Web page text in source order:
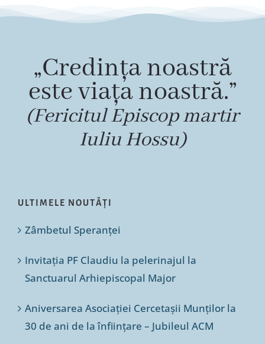
„Credința noastră
este viața noastră.”
(Fericitul Episcop martir
Iuliu Hossu)
ULTIMELE NOUTĂȚI
Zâmbetul Speranței
Invitația PF Claudiu la pelerinajul la
Sanctuarul Arhiepiscopal Major
Aniversarea Asociației Cercetașii Munților la
30 de ani de la înființare – Jubileul ACM